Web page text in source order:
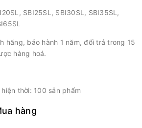
SBI25SL, SBI30SL, SBI35SL,
hãng, bảo hành 1 năm, đổi trả trong 15
hàng hoá.
thời: 100 sản phẩm
hàng